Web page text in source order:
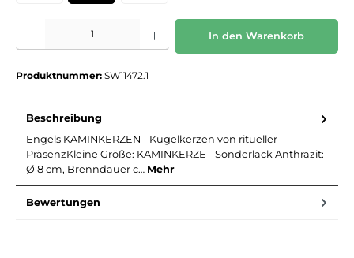
Produkt Anzahl: Gib den gewünschten Wert ein oder benutze die Schaltflächen um
In den Warenkorb
Produktnummer: SW11472.1
Beschreibung
Engels KAMINKERZEN - Kugelkerzen von ritueller
PräsenzKleine Größe: KAMINKERZE - Sonderlack Anthrazit:
Ø 8 cm, Brenndauer c… Mehr
Bewertungen